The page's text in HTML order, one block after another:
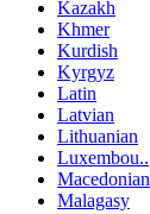
Kazakh
Khmer
Kurdish
Kyrgyz
Latin
Latvian
Lithuanian
Luxembou..
Macedonian
Malagasy